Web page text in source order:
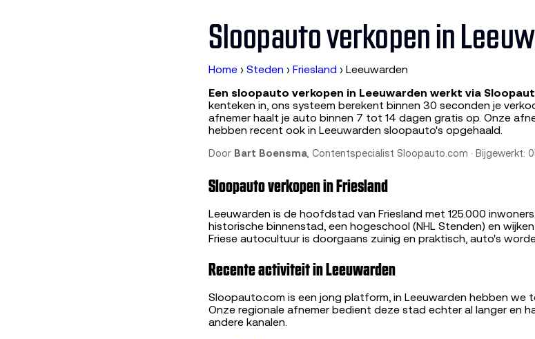
Sloopauto verkopen in
Home › Steden › Friesland › Leeuwarden
Een sloopauto verkopen in Leeuwarden werkt via
kenteken in, ons systeem berekent binnen 30 seconden je
afnemer haalt je auto binnen 7 tot 14 dagen gratis op. Onze
hebben recent ook in Leeuwarden sloopauto's opgehaald.
Door Bart Boensma, Contentspecialist Sloopauto.com · Bijgewerkt:
Sloopauto verkopen in Friesland
Leeuwarden is de hoofdstad van Friesland met 125.000
historische binnenstad, een hogeschool (NHL Stenden) en
Friese autocultuur is doorgaans zuinig en praktisch, auto's
Recente activiteit in Leeuwarden
Sloopauto.com is een jong platform, in Leeuwarden hebben we
Onze regionale afnemer bedient deze stad echter al langer en
andere kanalen.